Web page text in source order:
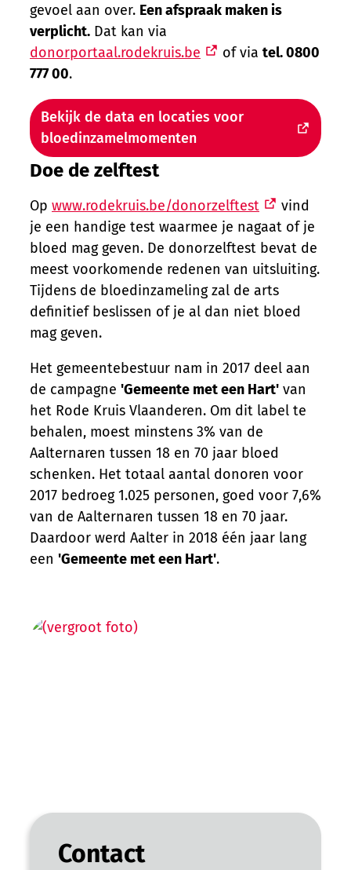
gevoel aan over. Een afspraak maken is
verplicht. Dat kan via
donorportaal.rodekruis.be
of via tel. 0800
777 00.
Bekijk de data en locaties voor
bloedinzamelmomenten
Doe de zelftest
Op www.rodekruis.be/donorzelftest
vind
je een handige test waarmee je nagaat of je
bloed mag geven. De donorzelftest bevat de
meest voorkomende redenen van uitsluiting.
Tijdens de bloedinzameling zal de arts
definitief beslissen of je al dan niet bloed
mag geven.
Het gemeentebestuur nam in 2017 deel aan
de campagne 'Gemeente met een Hart' van
het Rode Kruis Vlaanderen. Om dit label te
behalen, moest minstens 3% van de
Aalternaren tussen 18 en 70 jaar bloed
schenken. Het totaal aantal donoren voor
2017 bedroeg 1.025 personen, goed voor 7,6%
van de Aalternaren tussen 18 en 70 jaar.
Daardoor werd Aalter in 2018 één jaar lang
een 'Gemeente met een Hart'.
Contact